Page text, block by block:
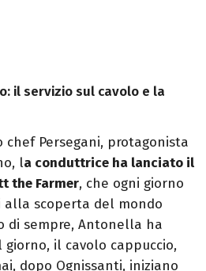
il servizio sul cavolo e la
Persegani, protagonista
la conduttrice ha lanciato il
the Farmer, che ogni giorno
scoperta del mondo
di sempre, Antonella ha
il cavolo cappuccio,
dopo Ognissanti, iniziano